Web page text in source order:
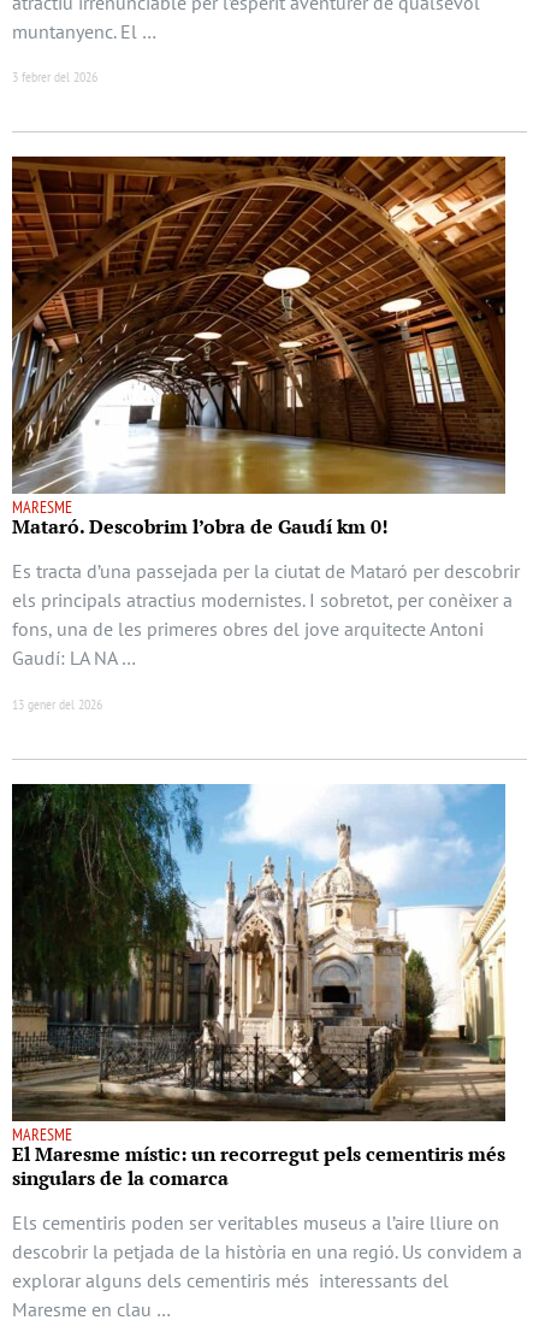
muntanyenc. El …
3 febrer del 2026
MARESME
Mataró. Descobrim l’obra de Gaudí km 0!
Es tracta d’una passejada per la ciutat de Mataró per descobrir
els principals atractius modernistes. I sobretot, per conèixer a
fons, una de les primeres obres del jove arquitecte Antoni
Gaudí: LA NA …
13 gener del 2026
MARESME
El Maresme místic: un recorregut pels cementiris més
singulars de la comarca
Els cementiris poden ser veritables museus a l’aire lliure on
descobrir la petjada de la història en una regió. Us convidem a
explorar alguns dels cementiris més interessants del
Maresme en clau …